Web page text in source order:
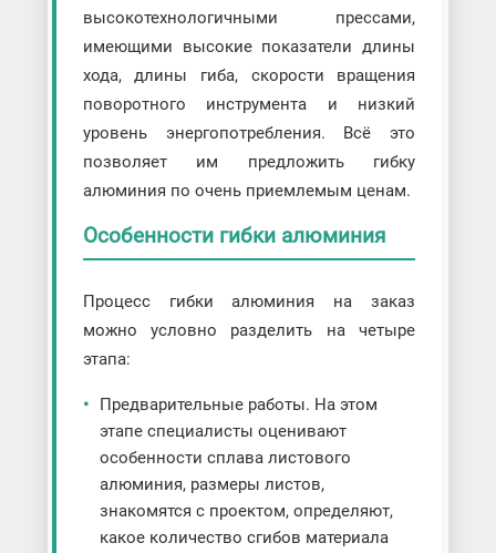
высокотехнологичными прессами,
имеющими высокие показатели длины
хода, длины гиба, скорости вращения
поворотного инструмента и низкий
уровень энергопотребления. Всё это
позволяет им предложить гибку
алюминия по очень приемлемым ценам.
Особенности гибки алюминия
Процесс гибки алюминия на заказ
можно условно разделить на четыре
этапа:
Предварительные работы. На этом
этапе специалисты оценивают
особенности сплава листового
алюминия, размеры листов,
знакомятся с проектом, определяют,
какое количество сгибов материала